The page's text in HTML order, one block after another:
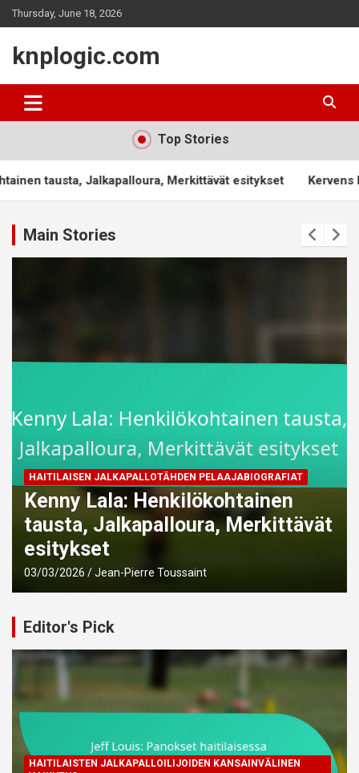
Skip
to
Thursday, June 18, 2026
knplogic.com
Top Stories
Merkittävät esitykset Kervens Belfort:
Main Stories
HAITILAISTEN JALKAPALLOILIJOIDEN URASAAVUTUKSET
Kervens Belfort: Saavutukset,
Seuran menestys,
vaikutus
03/03/2026 Jean-Pierre Toussaint
Editor's Pick
HAITILAISTEN JALKAPALLOILIJOIDEN KANSAINVÄLINEN